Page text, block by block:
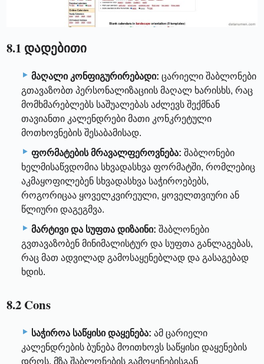
8.1 დადებითი
მაღალი კონფიგურირებადი: ცარიელი შაბლონები
გთავაზობთ პერსონალიზაციის მაღალ ხარისხს, რაც
მომხმარებლებს საშუალებას აძლევს შექმნან
თავიანთი კალენდრები მათი კონკრეტული
მოთხოვნების შესაბამისად.
ფორმატების მრავალფეროვნება: შაბლონები
ხელმისაწვდომია სხვადასხვა ფორმატში, რომლებიც
აკმაყოფილებენ სხვადასხვა საჭიროებებს,
როგორიცაა ყოველკვირეული, ყოველთვიური ან
წლიური დაგეგმვა.
მარტივი და სუფთა დიზაინი: შაბლონები
გვთავაზობენ მინიმალისტურ და სუფთა განლაგებას,
რაც მათ ადვილად გამოსაყენებლად და გასაგებად
ხდის.
8.2 Cons
საჭიროა საწყისი დაყენება: ამ ცარიელი
კალენდრების ბუნება მოითხოვს საწყისი დაყენების
დროს, მზა შაბლონების გამოყენებისგან